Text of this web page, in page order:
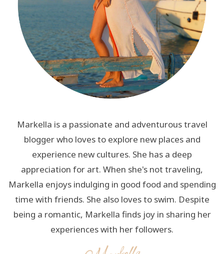
Markella is a passionate and adventurous travel
blogger who loves to explore new places and
experience new cultures. She has a deep
appreciation for art. When she's not traveling,
Markella enjoys indulging in good food and spending
time with friends. She also loves to swim. Despite
being a romantic, Markella finds joy in sharing her
experiences with her followers.